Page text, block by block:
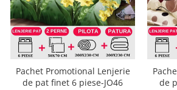
Pachet Promotional Lenjerie
de pat finet 6 piese-JO46
de